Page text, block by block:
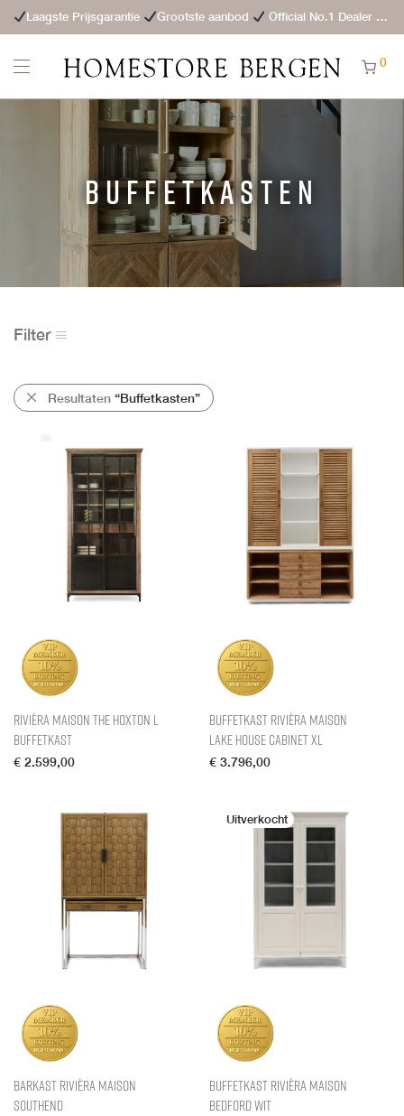
Laagste Prijsgarantie Grootste aanbod Official No.1 Dealer
0
Buffetkasten
Filter
Resultaten “Buffetkasten”
Rivièra Maison The Hoxton L
Buffetkast
€ 2.599,00
Buffetkast Rivièra Maison
Lake House Cabinet XL
€ 3.796,00
Barkast Rivièra Maison
Southend
Buffetkast Rivièra Maison
Bedford Wit